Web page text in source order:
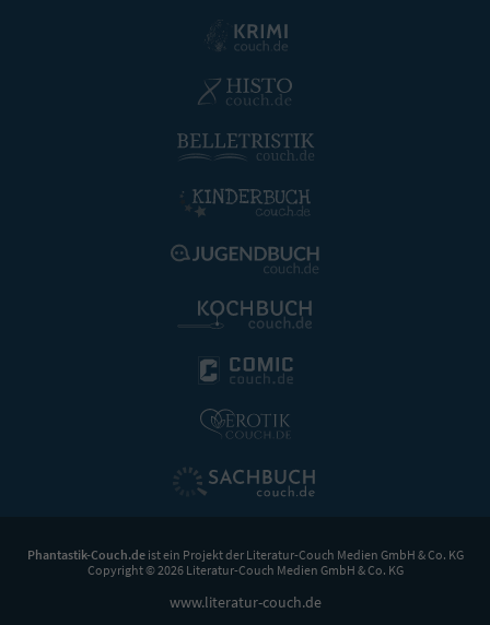
Phantastik-Couch.deist ein Projekt der Literatur-Couch Medien GmbH & Co. KG
Copyright © 2026 Literatur-Couch Medien GmbH & Co. KG
www.literatur-couch.de